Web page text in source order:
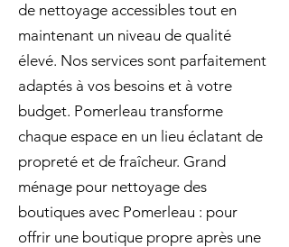
de nettoyage accessibles tout en
maintenant un niveau de qualité
élevé. Nos services sont parfaitement
adaptés à vos besoins et à votre
budget. Pomerleau transforme
chaque espace en un lieu éclatant de
propreté et de fraîcheur. Grand
ménage pour nettoyage des
boutiques avec Pomerleau : pour
offrir une boutique propre après une